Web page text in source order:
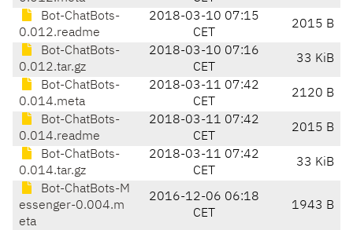
Bot-ChatBots-
0.012.readme
2018-03-10 07:15
CET
2015 B
Bot-ChatBots-
0.012.tar.gz
2018-03-10 07:16
CET
33 KiB
Bot-ChatBots-
0.014.meta
2018-03-11 07:42
CET
2120 B
Bot-ChatBots-
0.014.readme
2018-03-11 07:42
CET
2015 B
Bot-ChatBots-
0.014.tar.gz
2018-03-11 07:42
CET
33 KiB
Bot-ChatBots-M
essenger-0.004.m
eta
2016-12-06 06:18
CET
1943 B